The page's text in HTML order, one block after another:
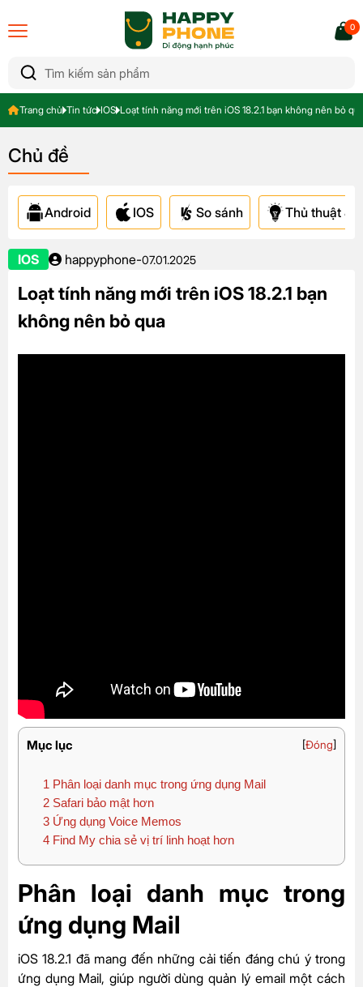
0
Trang chủ Tin tức IOS Loạt tính năng mới trên iOS 18.2.1 bạn không nên bỏ
Chủ đề
Android IOS So sánh Thủ thuật &
IOS happyphone-07.01.2025
Loạt tính năng mới trên iOS 18.2.1 bạn
không nên bỏ qua
Mục lục [Đóng]
1 Phân loại danh mục trong ứng dụng Mail
2 Safari bảo mật hơn
3 Ứng dụng Voice Memos
4 Find My chia sẻ vị trí linh hoạt hơn
Phân loại danh mục trong
ứng dụng Mail
iOS 18.2.1 đã mang đến những cải tiến đáng chú ý trong
ứng dụng Mail, giúp người dùng quản lý email một cách